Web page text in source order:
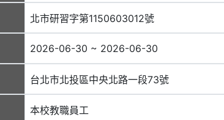
北市研習字第1150603012號
2026-06-30 ~ 2026-06-30
台北市北投區中央北路一段73號
本校教職員工